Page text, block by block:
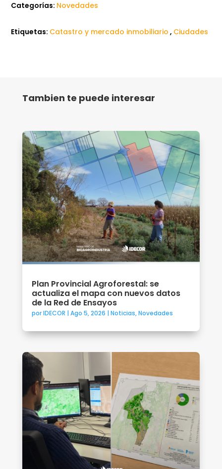
Categorías: Novedades
Etiquetas: Catastro y mercado inmobiliario , Ciudades
Tambien te puede interesar
Plan Provincial Agroforestal: se
actualiza el mapa con nuevos datos
de la Red de Ensayos
porIDECOR | Ago 5, 2026 | Noticias,Novedades